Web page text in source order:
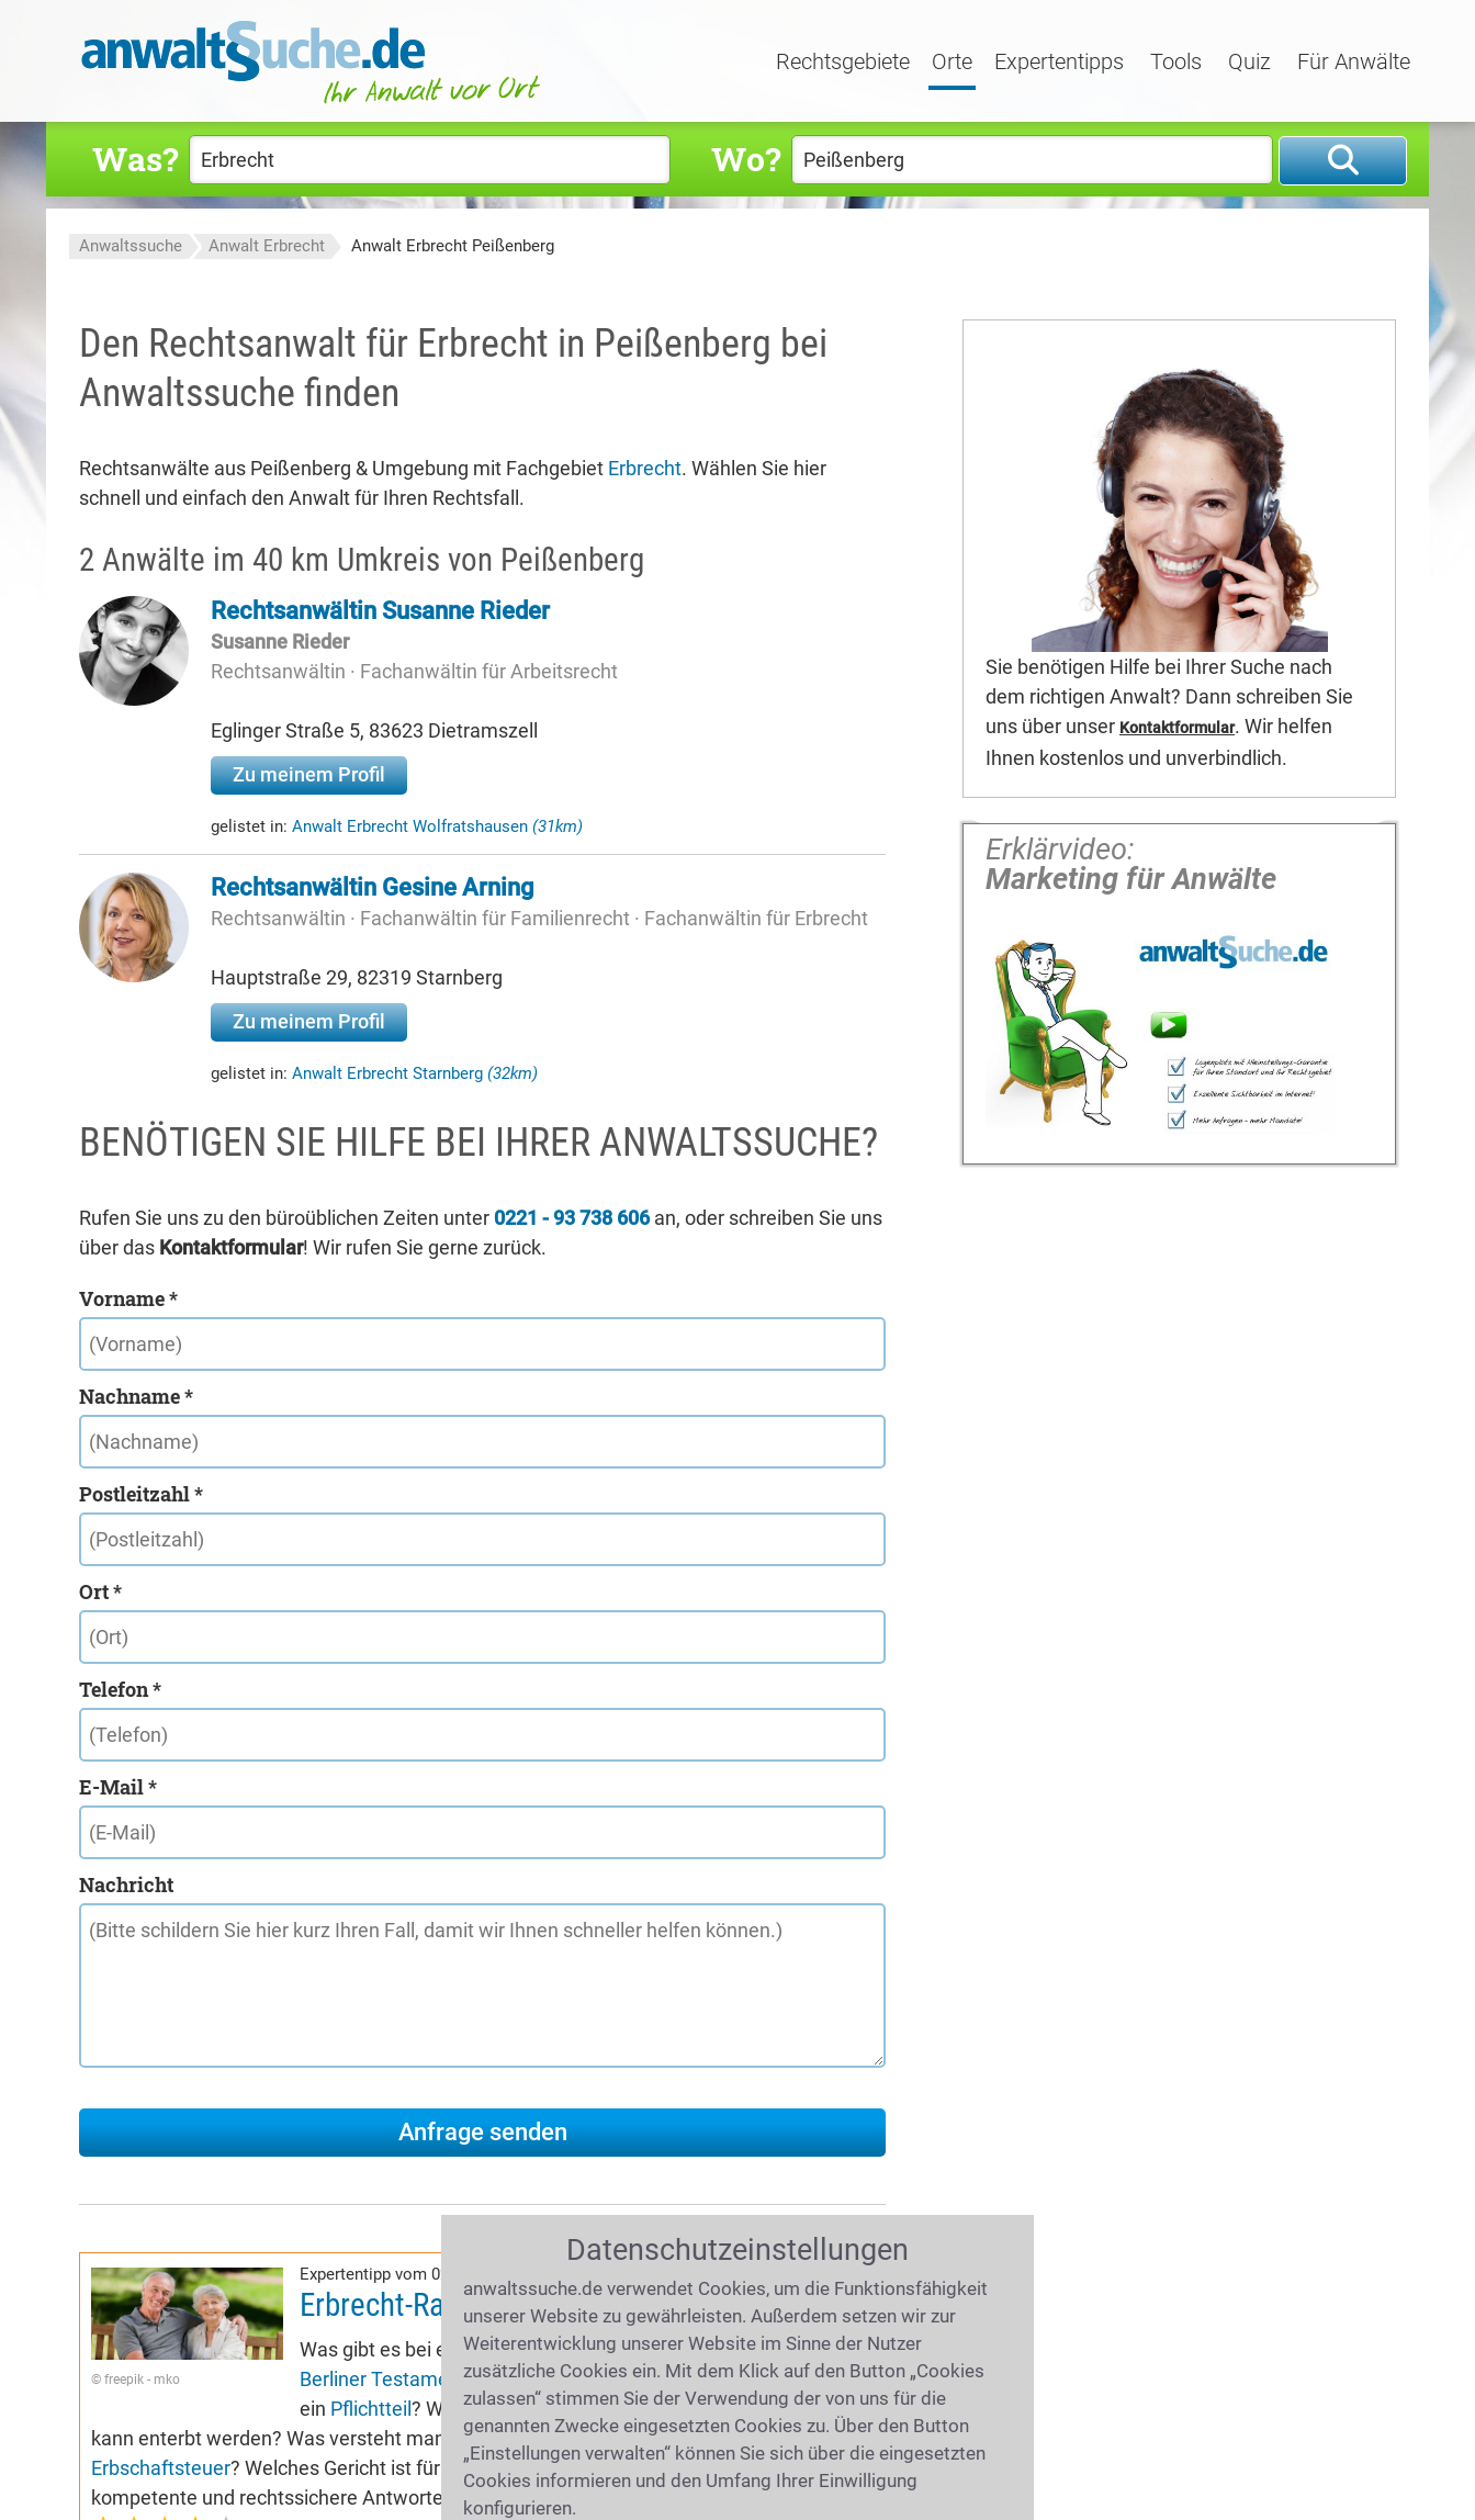
Rechtsgebiete Orte Expertentipps Tools Quiz Für Anwälte
Was? Wo?
Anwaltssuche Anwalt Erbrecht Anwalt Erbrecht Peißenberg
Den Rechtsanwalt für Erbrecht in Peißenberg bei
Anwaltssuche finden
Rechtsanwälte aus Peißenberg & Umgebung mit Fachgebiet Erbrecht. Wählen Sie hier
schnell und einfach den Anwalt für Ihren Rechtsfall.
2 Anwälte im 40 km Umkreis von Peißenberg
Rechtsanwältin Susanne Rieder
Susanne Rieder
Rechtsanwältin · Fachanwältin für Arbeitsrecht
Eglinger Straße 5, 83623 Dietramszell
Zu meinem Profil
gelistet in: Anwalt Erbrecht Wolfratshausen (31km)
Rechtsanwältin Gesine Arning
Rechtsanwältin · Fachanwältin für Familienrecht · Fachanwältin für Erbrecht
Hauptstraße 29, 82319 Starnberg
Zu meinem Profil
gelistet in: Anwalt Erbrecht Starnberg (32km)
BENÖTIGEN SIE HILFE BEI IHRER ANWALTSSUCHE?
Rufen Sie uns zu den büroüblichen Zeiten unter 0221 - 93 738 606an, oder schreiben Sie uns
über das Kontaktformular! Wir rufen Sie gerne zurück.
Vorname *
Nachname *
Postleitzahl *
Ort *
Telefon *
E-Mail *
Nachricht
© freepik - mko
Expertentipp vom 02.04.2019
Erbrecht-Ratgeber
Was gibt es bei einemTestamentzu beachten? Was ist ein
Berliner Testament? Was steht imErbschein? Wie berechnet sich
ein Pflichtteil ? Was gehört zum Nachlass? Aus welchen Gründen
kann enterbt werden? Was versteht man unter gesetzlicher Erbfolge? Wie hoch ist die
Erbschaftsteuer? Welches Gericht ist für das Erbe zuständig? Wir geben Ihnen
kompetente und rechtssichere Antworten auf alle wichtigen Fragen zum Erbrecht.
Sie benötigen Hilfe bei Ihrer Suche nach
dem richtigen Anwalt? Dann schreiben Sie
uns über unser Kontaktformular. Wir helfen
Ihnen kostenlos und unverbindlich.
Erklärvideo:
Marketing für Anwälte
Datenschutzeinstellungen
anwaltssuche.de verwendet Cookies, um die Funktionsfähigkeit
unserer Website zu gewährleisten. Außerdem setzen wir zur
Weiterentwicklung unserer Website im Sinne der Nutzer
zusätzliche Cookies ein. Mit dem Klick auf den Button „Cookies
zulassen“ stimmen Sie der Verwendung der von uns für die
genannten Zwecke eingesetzten Cookies zu. Über den Button
„Einstellungen verwalten“ können Sie sich über die eingesetzten
Cookies informieren und den Umfang Ihrer Einwilligung
konfigurieren.